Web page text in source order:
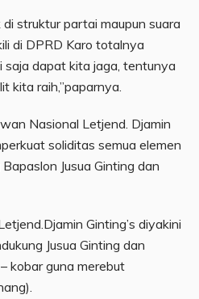
struktur partai maupun suara
di DPRD Karo totalnya
dapat kita jaga, tentunya
kita raih,”paparnya.
Nasional Letjend. Djamin
soliditas semua elemen
Jusua Ginting dan
Ginting’s diyakini
Jusua Ginting dan
kobar guna merebut